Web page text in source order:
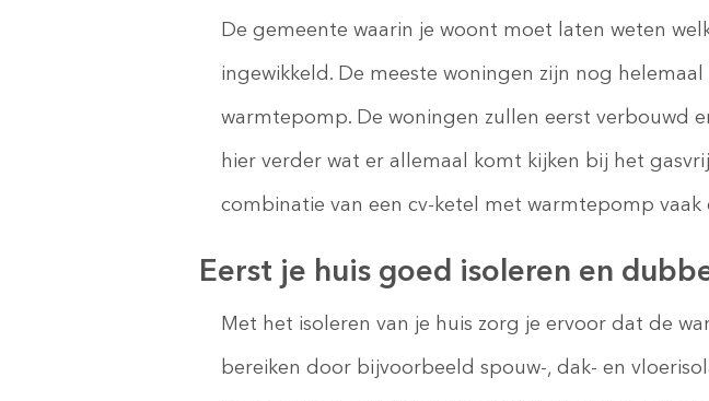
De gemeente waarin je woont moet laten weten
ingewikkeld. De meeste woningen zijn nog
warmtepomp. De woningen zullen eerst verbouwd
hier verder wat er allemaal komt kijken bij het
combinatie van een cv-ketel met warmtepomp vaak
Eerst je huis goed isoleren en
Met het isoleren van je huis zorg je ervoor dat de
bereiken door bijvoorbeeld spouw-, dak- en